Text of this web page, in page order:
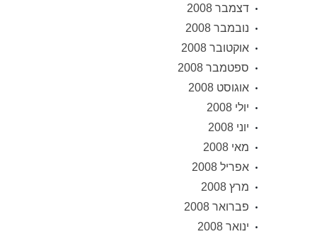
דצמבר 2008
נובמבר 2008
אוקטובר 2008
ספטמבר 2008
אוגוסט 2008
יולי 2008
יוני 2008
מאי 2008
אפריל 2008
מרץ 2008
פברואר 2008
ינואר 2008